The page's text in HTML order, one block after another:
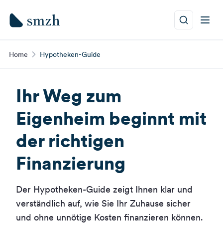
Home Hypotheken-Guide
Ihr Weg zum
Eigenheim beginnt mit
der richtigen
Finanzierung
Der Hypotheken-Guide zeigt Ihnen klar und
verständlich auf, wie Sie Ihr Zuhause sicher
und ohne unnötige Kosten finanzieren können.